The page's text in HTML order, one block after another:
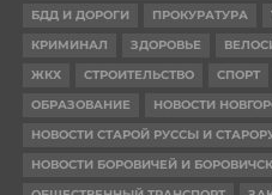
БДД И ДОРОГИ
ПРОКУРАТУРА
КРИМИНАЛ
ЗДОРОВЬЕ
ЖКХ
СТРОИТЕЛЬСТВО СПОРТ
ОБРАЗОВАНИЕ
НОВОСТИ
НОВОСТИ СТАРОЙ РУССЫ И
НОВОСТИ БОРОВИЧЕЙ И